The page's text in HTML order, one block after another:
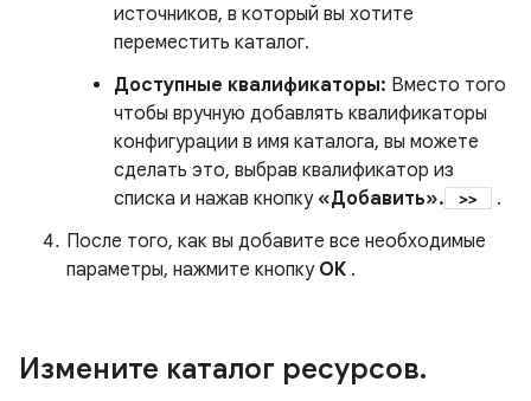
источников, в который вы хотите
переместить каталог.
Доступные квалификаторы: Вместо того
чтобы вручную добавлять квалификаторы
конфигурации в имя каталога, вы можете
сделать это, выбрав квалификатор из
списка и нажав кнопку «Добавить».
.
После того, как вы добавите все необходимые
параметры, нажмите кнопку ОК .
Измените каталог ресурсов.